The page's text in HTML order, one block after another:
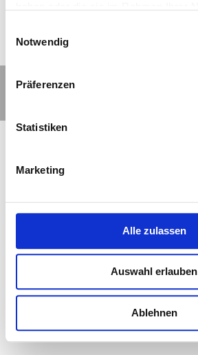
Notwendig
Präferenzen
Statistiken
Marketing
Alle zulassen
Auswahl erlauben
Ablehnen
© 2026 - Fliesen Becker